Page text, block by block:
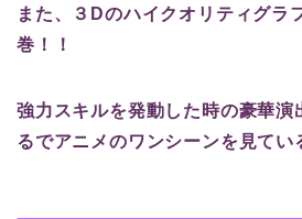
また、３Dのハイクオリティグラ
巻！！
強力スキルを発動した時の豪華演
るでアニメのワンシーンを見てい